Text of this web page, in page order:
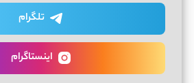
تلگرام
اینستاگرام